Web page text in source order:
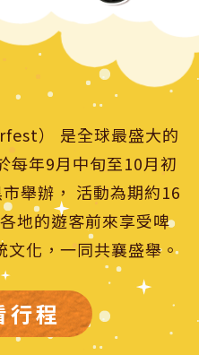
） 是全球最盛大的
每年9月中旬至10月初
舉辦， 活動為期約16
地的遊客前來享受啤
文化，一同共襄盛舉。
行程